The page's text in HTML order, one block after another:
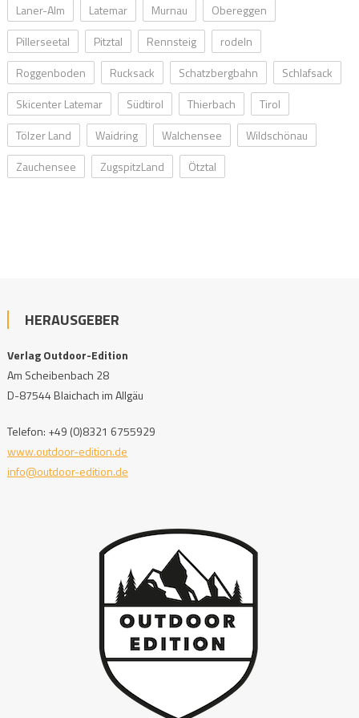
Laner-Alm
Latemar Murnau
Obereggen
Pillerseetal
Pitztal Rennsteig
rodeln
Roggenboden
Rucksack Schatzbergbahn
Schlafsack
Skicenter Latemar
Südtirol Thierbach
Tirol
Tölzer Land
Waidring Walchensee
Wildschönau
Zauchensee
ZugspitzLand Ötztal
HERAUSGEBER
Verlag Outdoor-Edition
Am Scheibenbach 28
D-87544 Blaichach im Allgäu
Telefon: +49 (0)8321 6755929
www.outdoor-edition.de
info@outdoor-edition.de